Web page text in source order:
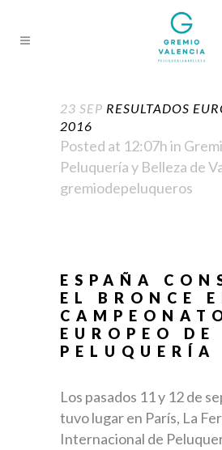
23 SEP RESULTADOS
2016
Posted at 12:07hin
Peluquería y Belleza de
gremiodepeluqueros
ESPAÑA
EL BRONCE
EUROPEO DE
PELUQUERÍA
Los pasados 11 y 12 de
tuvo lugar en París, La
Internacional de